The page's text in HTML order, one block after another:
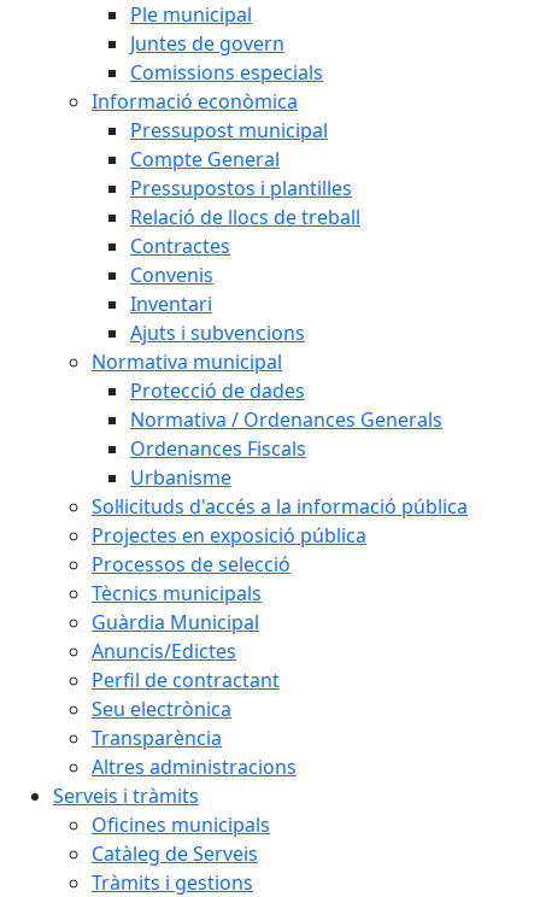
Ple municipal
Juntes de govern
Comissions especials
Informació econòmica
Pressupost municipal
Compte General
Pressupostos i plantilles
Relació de llocs de treball
Contractes
Convenis
Inventari
Ajuts i subvencions
Normativa municipal
Protecció de dades
Normativa / Ordenances Generals
Ordenances Fiscals
Urbanisme
Sol·licituds d'accés a la informació pública
Projectes en exposició pública
Processos de selecció
Tècnics municipals
Guàrdia Municipal
Anuncis/Edictes
Perfil de contractant
Seu electrònica
Transparència
Altres administracions
Serveis i tràmits
Oficines municipals
Catàleg de Serveis
Tràmits i gestions